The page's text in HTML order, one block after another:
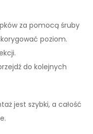
za pomocą śruby
poziom.
do kolejnych
jest szybki, a całość